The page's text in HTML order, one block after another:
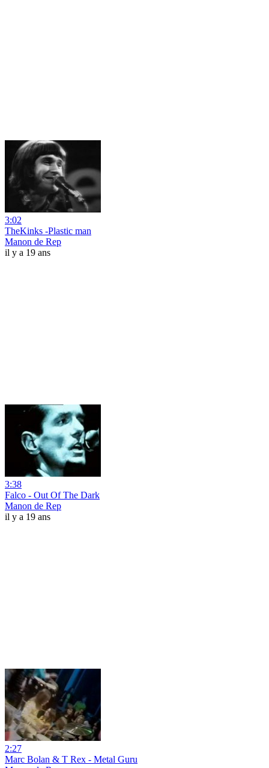
3:02
TheKinks -Plastic man
Manon de Rep
il y a 19 ans
3:38
Falco - Out Of The Dark
Manon de Rep
il y a 19 ans
2:27
Marc Bolan & T Rex - Metal Guru